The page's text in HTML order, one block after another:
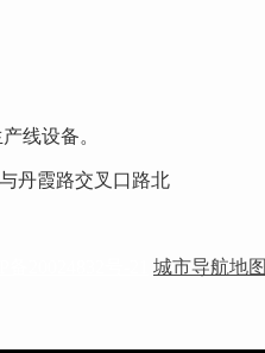
线设备。
丹霞路交叉口路北
城市导航地图